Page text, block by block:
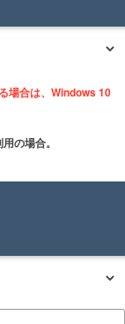
場合は、Windows 10
の場合。